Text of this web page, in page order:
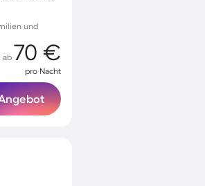
und
ab 70 €
pro Nacht